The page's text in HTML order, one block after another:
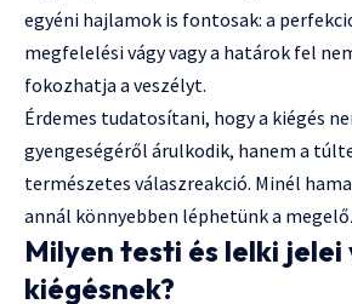
egyéni hajlamok is fontosak: a
megfelelési vágy vagy a határok fel
fokozhatja a veszélyt.
Érdemes tudatosítani, hogy a kiégés
gyengeségéről árulkodik, hanem a
természetes válaszreakció. Minél
annál könnyebben léphetünk a
Milyen testi és lelki jelei
kiégésnek?